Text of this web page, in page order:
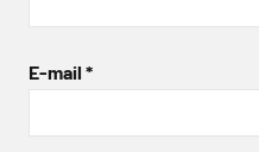
E-mail *